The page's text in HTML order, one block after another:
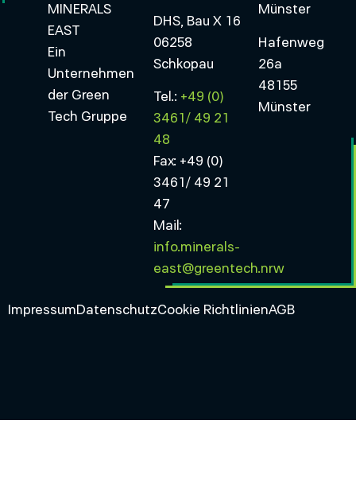
MINERALS
EAST
Ein
Unternehmen
der Green
Tech Gruppe
DHS, Bau X 16
06258
Schkopau
Tel.: +49 (0)
3461/ 49 21
48
Fax: +49 (0)
3461/ 49 21
47
Mail:
info.minerals-
east@greentech.nrw
Münster
Hafenweg
26a
48155
Münster
ImpressumDatenschutzCookie RichtlinienAGB